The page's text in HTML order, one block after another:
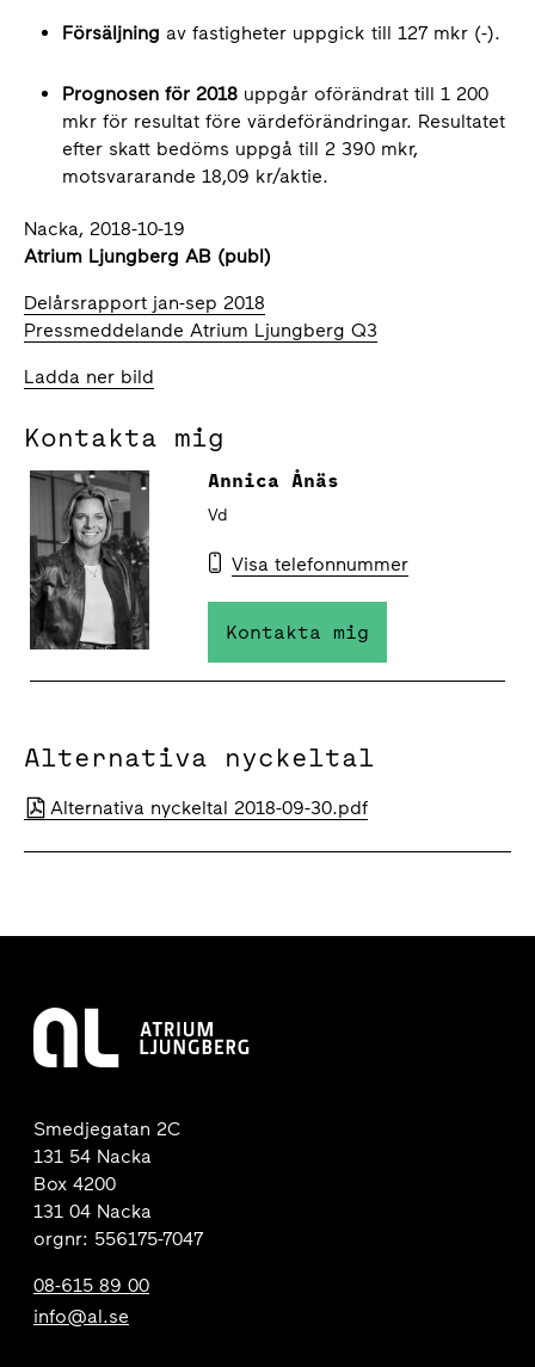
Försäljning av fastigheter uppgick till 127 mkr (-).
Prognosen för 2018 uppgår oförändrat till 1 200
mkr för resultat före värde­förändringar. Resultatet
efter skatt bedöms uppgå till 2 390 mkr,
motsvararande 18,09 kr/aktie.
Nacka, 2018-10-19
Atrium Ljungberg AB (publ)
Delårsrapport jan-sep 2018
Pressmeddelande Atrium Ljungberg Q3
Ladda ner bild
Kontakta mig
Annica Ånäs
Vd
Visa telefonnummer
Kontakta mig
Alternativa nyckeltal
Alternativa nyckeltal 2018-09-30.pdf
Smedjegatan 2C
131 54 Nacka
Box 4200
131 04 Nacka
orgnr: 556175-7047
08-615 89 00
info@al.se